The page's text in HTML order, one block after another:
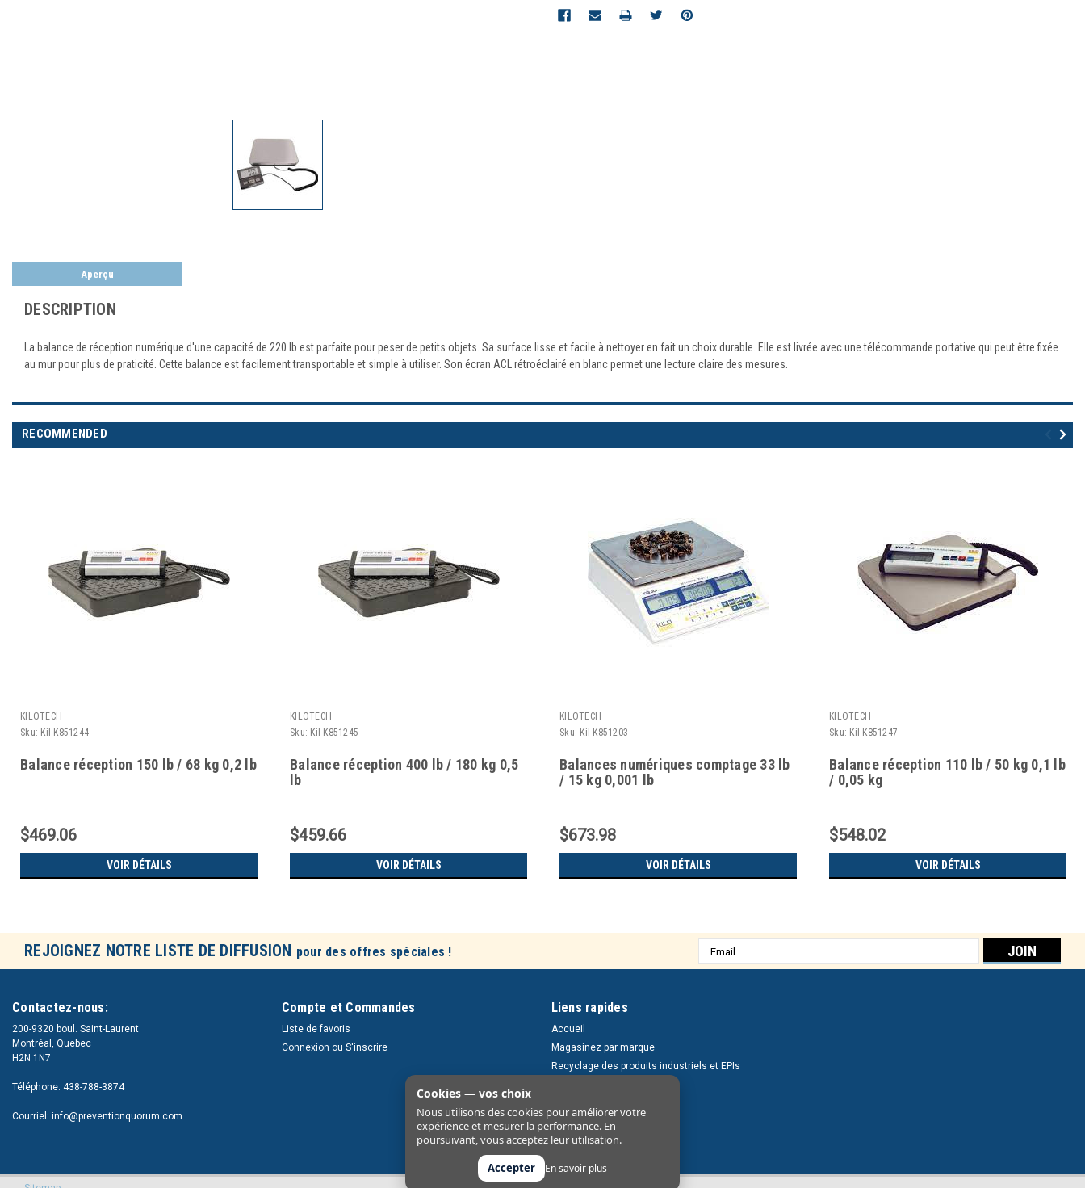
Aperçu
DESCRIPTION
La balance de réception numérique d'une capacité de 220 lb est parfaite pour peser de petits objets. Sa surface lisse et facile à nettoyer en fait un choix durable. Elle est livrée avec une télécommande portative qui peut être fixée
au mur pour plus de praticité. Cette balance est facilement transportable et simple à utiliser. Son écran ACL rétroéclairé en blanc permet une lecture claire des mesures.
RECOMMENDED
KILOTECH
Sku: Kil-K851244
Balance réception 150 lb / 68 kg 0,2 lb
$469.06
VOIR DÉTAILS
KILOTECH
Sku: Kil-K851245
Balance réception 400 lb / 180 kg 0,5
lb
$459.66
VOIR DÉTAILS
KILOTECH
Sku: Kil-K851203
Balances numériques comptage 33 lb
/ 15 kg 0,001 lb
$673.98
VOIR DÉTAILS
KILOTECH
Sku: Kil-K851247
Balance réception 110 lb / 50 kg 0,1 lb
/ 0,05 kg
$548.02
VOIR DÉTAILS
REJOIGNEZ NOTRE LISTE DE DIFFUSION pour des offres spéciales !
Adresse
e-
Contactez-nous:
200-9320 boul. Saint-Laurent
Montréal, Quebec
H2N 1N7
Téléphone: 438-788-3874
Courriel: info@preventionquorum.com
Compte et Commandes
Liste de favoris
Connexion ou S'inscrire
Liens rapides
Accueil
Magasinez par marque
Recyclage des produits industriels et EPIs
Nous contacter
Cookies — vos choix
Nous utilisons des cookies pour améliorer votre
expérience et mesurer la performance. En
poursuivant, vous acceptez leur utilisation.
Accepter
En savoir plus